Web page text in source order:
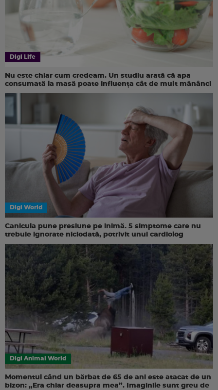
Digi Life
Nu este chiar cum credeam. Un studiu arată că apa
consumată la masă poate influența cât de mult mănânci
Digi World
Canicula pune presiune pe inimă. 5 simptome care nu
trebuie ignorate niciodată, potrivit unui cardiolog
Digi Animal World
Momentul când un bărbat de 65 de ani este atacat de un
bizon: „Era chiar deasupra mea”. Imaginile sunt greu de